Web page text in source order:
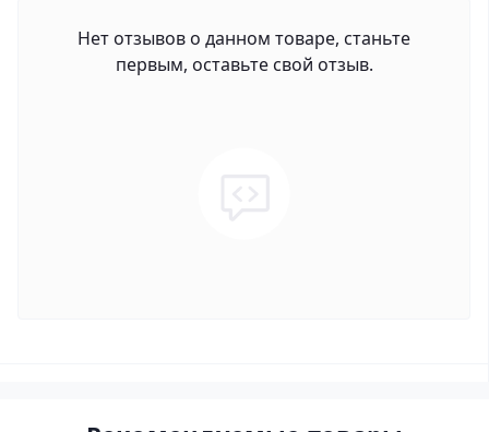
Нет отзывов о данном товаре, станьте
первым, оставьте свой отзыв.